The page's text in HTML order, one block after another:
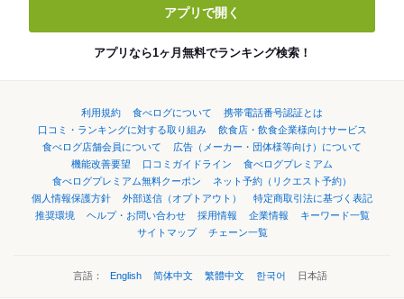
アプリで開く
アプリなら1ヶ月無料でランキング検索！
利用規約 食べログについて
携帯電話番号認証とは
口コミ・ランキングに対する取り組み
飲食店・飲食企業様向けサービス
食べログ店舗会員について
広告（メーカー・団体様等向け）について
機能改善要望
口コミガイドライン
食べログプレミアム
食べログプレミアム無料クーポン
ネット予約（リクエスト予約）
個人情報保護方針
外部送信（オプトアウト）
特定商取引法に基づく表記
推奨環境
ヘルプ・お問い合わせ 採用情報 企業情報
キーワード一覧
サイトマップ
チェーン一覧
言語： English 简体中文 繁體中文 한국어 日本語